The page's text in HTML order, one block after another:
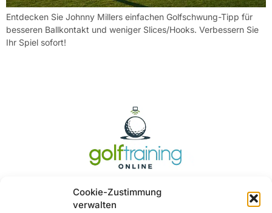
Cookie-Zustimmung
verwalten
Entdecken Sie Johnny Millers einfachen Golfschwung-Tipp für
besseren Ballkontakt und weniger Slices/Hooks. Verbessern Sie
Ihr Spiel sofort!